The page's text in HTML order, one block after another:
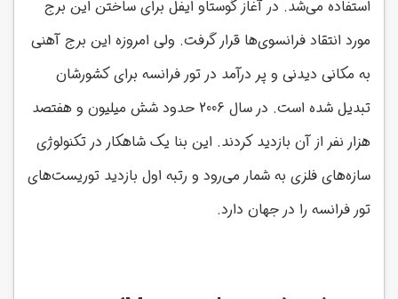
استفاده می‌شد. در آغاز گوستاو ایفل برای ساختن این برج
مورد انتقاد فرانسوی‌ها قرار گرفت. ولی امروزه این برج آهنی
به مکانی دیدنی و پر درآمد در تور فرانسه برای کشورشان
تبدیل شده است. در سال 2006 حدود شش میلیون و هفتصد
هزار نفر از آن بازدید کردند. این بنا یک شاهکار در تکنولوژی
سازه‌های فلزی به شمار می‌رود و رتبه اول بازدید توریست‌های
تور فرانسه را در جهان دارد.